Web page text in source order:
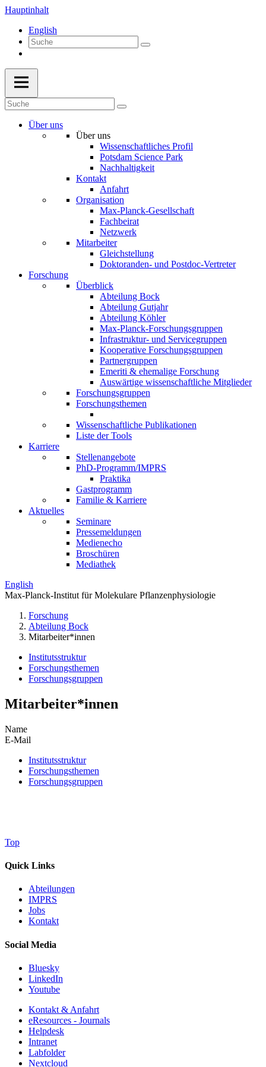
Hauptinhalt
English
Über uns
Über uns
Wissenschaftliches Profil
Potsdam Science Park
Nachhaltigkeit
Kontakt
Anfahrt
Organisation
Max-Planck-Gesellschaft
Fachbeirat
Netzwerk
Mitarbeiter
Gleichstellung
Doktoranden- und Postdoc-Vertreter
Forschung
Überblick
Abteilung Bock
Abteilung Gutjahr
Abteilung Köhler
Max-Planck-Forschungsgruppen
Infrastruktur- und Servicegruppen
Kooperative Forschungsgruppen
Partnergruppen
Emeriti & ehemalige Forschung
Auswärtige wissenschaftliche Mitglieder
Forschungsgruppen
Forschungsthemen
Wissenschaftliche Publikationen
Liste der Tools
Karriere
Stellenangebote
PhD-Programm/IMPRS
Praktika
Gastprogramm
Familie & Karriere
Aktuelles
Seminare
Pressemeldungen
Medienecho
Broschüren
Mediathek
English
Max-Planck-Institut für Molekulare Pflanzenphysiologie
Forschung
Abteilung Bock
Mitarbeiter*innen
Institutsstruktur
Forschungsthemen
Forschungsgruppen
Mitarbeiter*innen
Name
E-Mail
Institutsstruktur
Forschungsthemen
Forschungsgruppen
Top
Quick Links
Abteilungen
IMPRS
Jobs
Kontakt
Social Media
Bluesky
LinkedIn
Youtube
Kontakt & Anfahrt
eResources - Journals
Helpdesk
Intranet
Labfolder
Nextcloud